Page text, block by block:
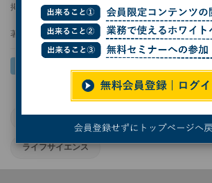
掲載日 2026/07/06 10:07
著者： 波留久泉
がん研究 大阪公立大学 医療
ライフサイエンス